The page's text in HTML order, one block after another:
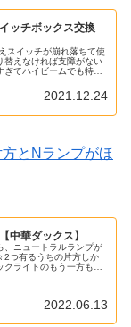
ッチボックス交換
スイッチが崩れ落ちて使
替えなければ支障がない
てハイビームでも特に
2021.12.24
とNランプがほ
中華ダックス】
、ニュートラルランプが
2つ有るうちの片方しか
ライトのもう一方もお
2022.06.13